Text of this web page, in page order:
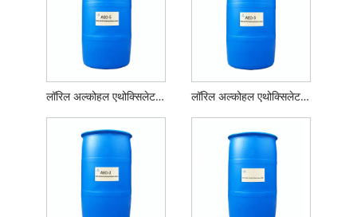
लॉरिल अल्कोहल एथोक्सिलेट एईओ -5 लॉरिल अल्कोहल एथोक्सिलेट एईओ -3